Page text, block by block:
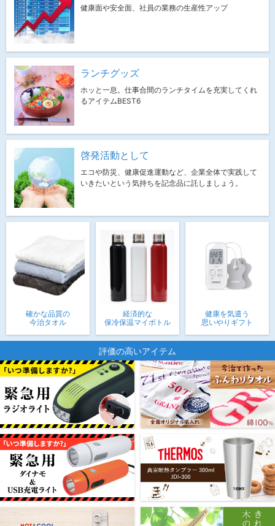
健康面や安全面、社員の業務の生産性アップ
ランチグッズ
ホッと一息。仕事合間のランチタイムを充実してくれ
るアイテムBEST6
啓発活動として
エコや防災、健康促進運動など、企業全体で実践して
いきたいという気持ちを記念品に託しましょう。
確かな品質の
今治タオル
経済的な
保冷保温マイボトル
健康を気遣う
思いやりギフト
評価の高いアイテム